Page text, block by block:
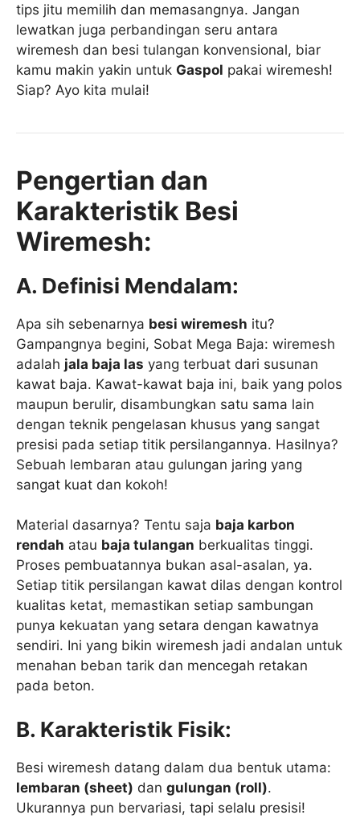
tips jitu memilih dan memasangnya. Jangan
lewatkan juga perbandingan seru antara
wiremesh dan besi tulangan konvensional, biar
kamu makin yakin untuk Gaspol pakai wiremesh!
Siap? Ayo kita mulai!
Pengertian dan
Karakteristik Besi
Wiremesh:
A. Definisi Mendalam:
Apa sih sebenarnya besi wiremesh itu?
Gampangnya begini, Sobat Mega Baja: wiremesh
adalah jala baja las yang terbuat dari susunan
kawat baja. Kawat-kawat baja ini, baik yang polos
maupun berulir, disambungkan satu sama lain
dengan teknik pengelasan khusus yang sangat
presisi pada setiap titik persilangannya. Hasilnya?
Sebuah lembaran atau gulungan jaring yang
sangat kuat dan kokoh!
Material dasarnya? Tentu saja baja karbon
rendah atau baja tulangan berkualitas tinggi.
Proses pembuatannya bukan asal-asalan, ya.
Setiap titik persilangan kawat dilas dengan kontrol
kualitas ketat, memastikan setiap sambungan
punya kekuatan yang setara dengan kawatnya
sendiri. Ini yang bikin wiremesh jadi andalan untuk
menahan beban tarik dan mencegah retakan
pada beton.
B. Karakteristik Fisik:
Besi wiremesh datang dalam dua bentuk utama:
lembaran (sheet) dan gulungan (roll).
Ukurannya pun bervariasi, tapi selalu presisi!